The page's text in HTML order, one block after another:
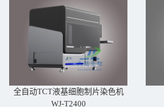
全自动TCT液基细胞制片染色机
WJ-T2400